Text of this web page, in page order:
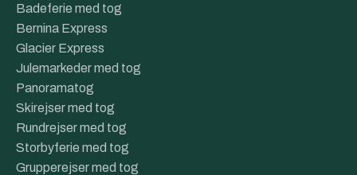
Badeferie med tog
Bernina Express
Glacier Express
Julemarkeder med tog
Panoramatog
Skirejser med tog
Rundrejser med tog
Storbyferie med tog
Grupperejser med tog